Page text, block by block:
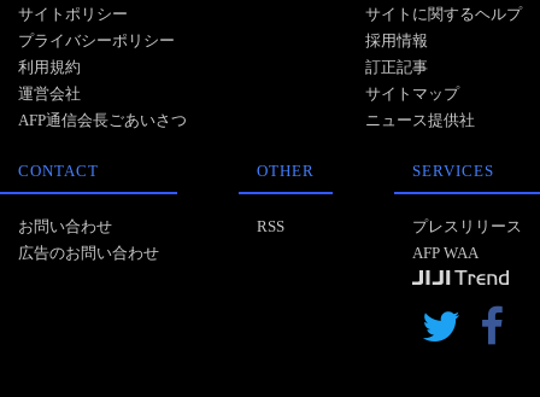
サイトポリシー
プライバシーポリシー
利用規約
運営会社
AFP通信会長ごあいさつ
サイトに関するヘルプ
採用情報
訂正記事
サイトマップ
ニュース提供社
CONTACT
お問い合わせ
広告のお問い合わせ
OTHER
RSS
SERVICES
プレスリリース
AFP WAA